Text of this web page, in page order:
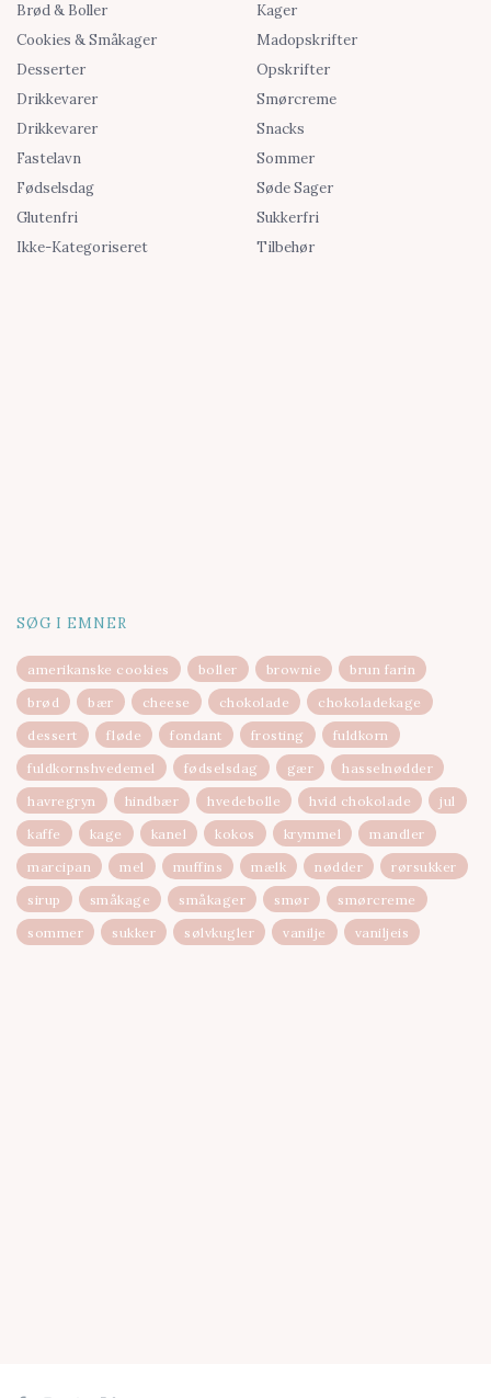
Brød & Boller
Cookies & Småkager
Desserter
Drikkevarer
Drikkevarer
Fastelavn
Fødselsdag
Glutenfri
Ikke-Kategoriseret
Kager
Madopskrifter
Opskrifter
Smørcreme
Snacks
Sommer
Søde Sager
Sukkerfri
Tilbehør
SØG I EMNER
amerikanske cookies boller brownie
brun farin
brød
bær cheese chokolade
chokoladekage
dessert
fløde fondant frosting
fuldkorn
fuldkornshvedemel
fødselsdag gær
hasselnødder
havregryn
hindbær hvedebolle hvid chokolade
jul
kaffe
kage kanel kokos krymmel
mandler
marcipan
mel muffins mælk nødder
rørsukker
sirup
småkage småkager smør
smørcreme
sommer
sukker sølvkugler vanilje vaniljeis